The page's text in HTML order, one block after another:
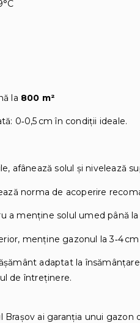
la 800 m²
0‑0,5 cm în condiţii ideale.
afânează solul și nivelează
norma de acoperire
a menține solul umed până la
menţine gazonul la 3‑4
adaptat la
de întreținere.
Brașov ai garanţia unui